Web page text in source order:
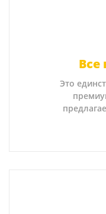
Все
Это